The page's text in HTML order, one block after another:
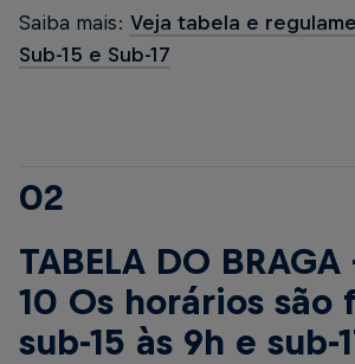
Saiba mais: Veja tabela e
Sub-15 e Sub-17
02
TABELA DO
10 Os horários são
sub-15 às 9h e sub-